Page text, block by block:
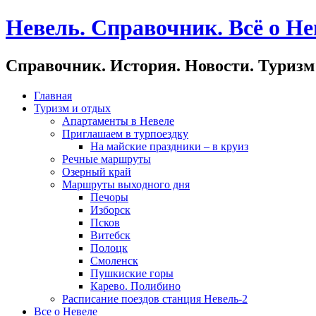
Невель. Справочник. Всё о
Справочник. История. Новости. Туризм
Главная
Туризм и отдых
Апартаменты в Невеле
Приглашаем в турпоездку
На майские праздники – в круиз
Речные маршруты
Озерный край
Маршруты выходного дня
Печоры
Изборск
Псков
Витебск
Полоцк
Смоленск
Пушкиские горы
Карево. Полибино
Расписание поездов станция Невель-2
Все о Невеле